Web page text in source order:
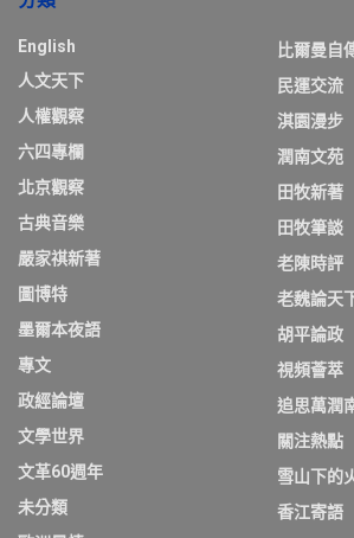
English
人文天下
人權觀察
六四專欄
北京觀察
古典音樂
嚴家祺新著
圖博特
墨爾本夜語
專文
政經論壇
文學世界
文革60週年
未分類
比爾曼自
民運交流
淇園漫步
潤南文苑
田牧新著
田牧筆談
老陳時評
老魏論天
胡平論政
視頻薈萃
追思萬潤
關注熱點
雪山下的
香江寄語